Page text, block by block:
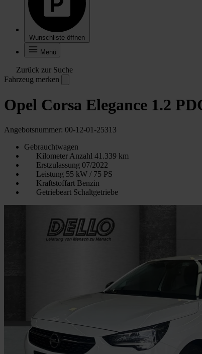
Wunschliste öffnen
Menü
Zurück zur Suche
Fahrzeug merken
Opel Corsa Elegance 1.2
Angebotsnummer: 00-12-01-25313
Gebrauchtwagen
Kilometer Anzahl 41.339 km
Erstzulassung 07/2022
Leistung 55 kW / 75 PS
Kraftstoffart Benzin
Getriebeart Schaltgetriebe